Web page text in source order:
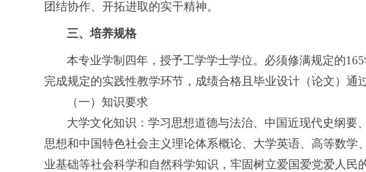
团结协作、开拓进取的实干精神。
三、培养规格
本专业学制四年，授予工学学士学位。必须修满规定的
完成规定的实践性教学环节，成绩合格且毕业设计（论文）通
（一）知识要求
大学文化知识：学习思想道德与法治、中国近现代史纲要
思想和中国特色社会主义理论体系概论、 大学英语、 高等数学、
业基础等社会科学和自然科学知识，牢固树立爱国爱党爱人民